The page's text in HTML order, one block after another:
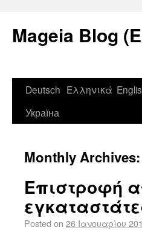
Mageia Blog
Deutsch Ελληνικά
Україна
Monthly Archives:
Επιστροφή
Posted on 26 Ιανουαρίου